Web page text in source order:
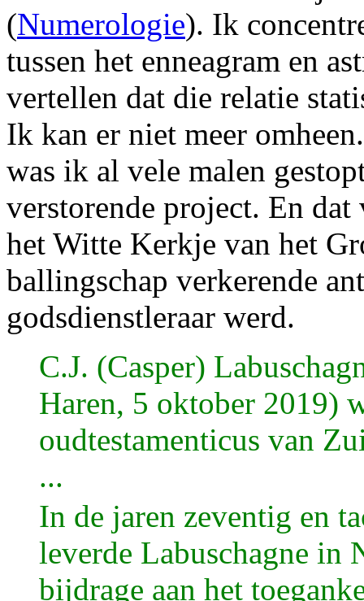
(Numerologie). Ik
tussen het enneagram en
vertellen dat die relatie
Ik kan er niet meer
was ik al vele malen
verstorende project. En
het Witte Kerkje van het
ballingschap verkerende
godsdienstleraar werd.
C.J. (Casper)
Haren, 5 oktober 2019)
oudtestamenticus van
...
In de jaren zeventig en
leverde Labuschagne in
bijdrage aan het